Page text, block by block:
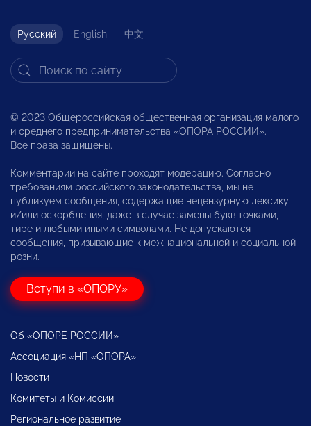
Русский English 中文
© 2023 Общероссийская общественная организация малого
и среднего предпринимательства «ОПОРА РОССИИ».
Все права защищены.
Комментарии на сайте проходят модерацию. Согласно
требованиям российского законодательства, мы не
публикуем сообщения, содержащие нецензурную лексику
и/или оскорбления, даже в случае замены букв точками,
тире и любыми иными символами. Не допускаются
сообщения, призывающие к межнациональной и социальной
розни.
Вступи в «ОПОРУ»
Об «ОПОРЕ РОССИИ»
Ассоциация «НП «ОПОРА»
Новости
Комитеты и Комиссии
Региональное развитие